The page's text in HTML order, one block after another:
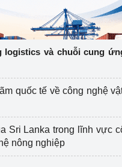
logistics và chuỗi cung
quốc tế về công nghệ
Sri Lanka trong lĩnh vực
nông nghiệp